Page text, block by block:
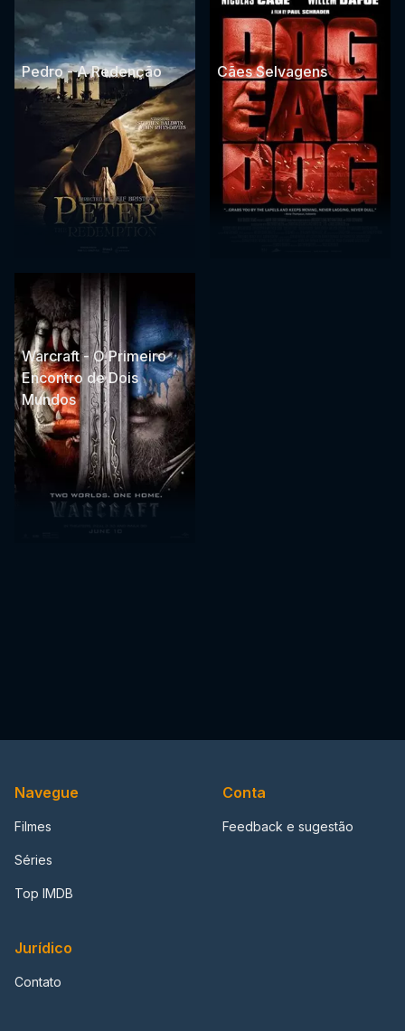
Pedro - A Redenção Cães Selvagens
Warcraft - O Primeiro
Encontro de Dois
Mundos
Navegue
Filmes
Séries
Top IMDB
Conta
Feedback e sugestão
Jurídico
Contato